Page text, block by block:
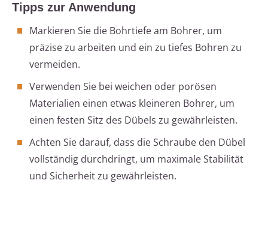
Tipps zur Anwendung
Markieren Sie die Bohrtiefe am Bohrer, um
präzise zu arbeiten und ein zu tiefes Bohren zu
vermeiden.
Verwenden Sie bei weichen oder porösen
Materialien einen etwas kleineren Bohrer, um
einen festen Sitz des Dübels zu gewährleisten.
Achten Sie darauf, dass die Schraube den Dübel
vollständig durchdringt, um maximale Stabilität
und Sicherheit zu gewährleisten.